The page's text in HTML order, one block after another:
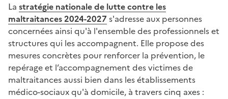
La stratégie nationale de lutte contre les
maltraitances 2024-2027 s'adresse aux personnes
concernées ainsi qu'à l'ensemble des professionnels et
structures qui les accompagnent. Elle propose des
mesures concrètes pour renforcer la prévention, le
repérage et l’accompagnement des victimes de
maltraitances aussi bien dans les établissements
médico-sociaux qu'à domicile, à travers cinq axes :